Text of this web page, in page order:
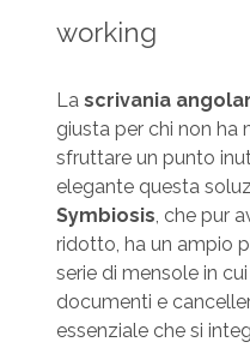
working
La scrivania
giusta per chi non
sfruttare un punto
elegante questa
Symbiosis, che pur
ridotto, ha un ampio
serie di mensole in
documenti e
essenziale che si